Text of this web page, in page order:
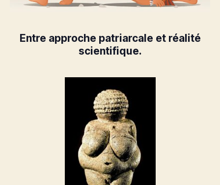
Entre approche patriarcale et réalité
scientifique.